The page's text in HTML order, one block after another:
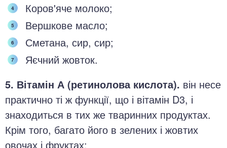
Коров'яче молоко;
Вершкове масло;
Сметана, сир, сир;
Яєчний жовток.
5. Вітамін А (ретинолова кислота). він несе
практично ті ж функції, що і вітамін D3, і
знаходиться в тих же тваринних продуктах.
Крім того, багато його в зелених і жовтих
овочах і фруктах: